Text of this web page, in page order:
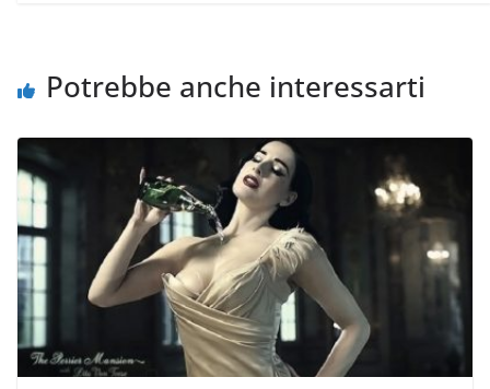
Potrebbe anche interessarti